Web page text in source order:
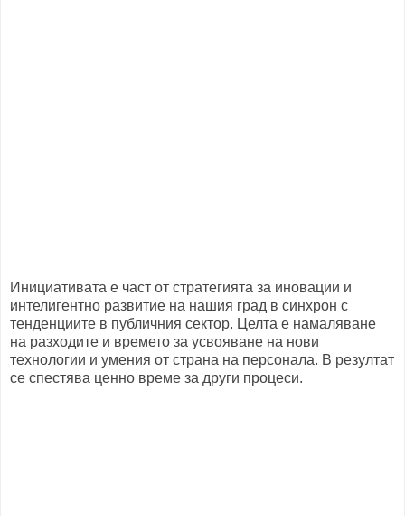
Инициативата е част от стратегията за иновации и
интелигентно развитие на нашия град в синхрон с
тенденциите в публичния сектор. Целта е намаляване
на разходите и времето за усвояване на нови
технологии и умения от страна на персонала. В резултат
се спестява ценно време за други процеси.